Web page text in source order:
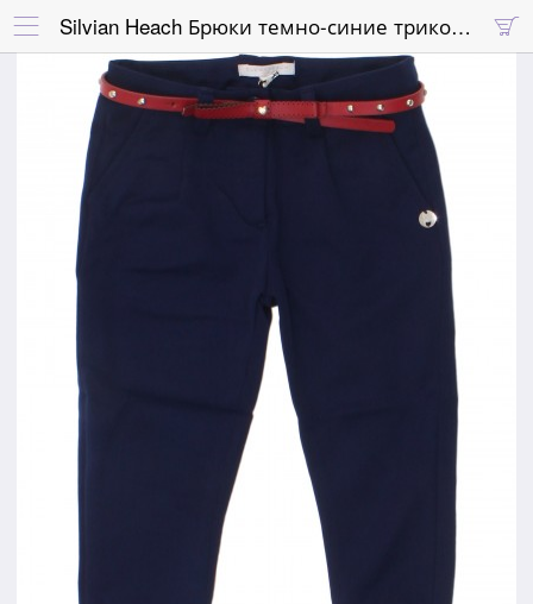
 
Silvian Heach Брюки темно-синие трикотажные с красным поясом с заклепками